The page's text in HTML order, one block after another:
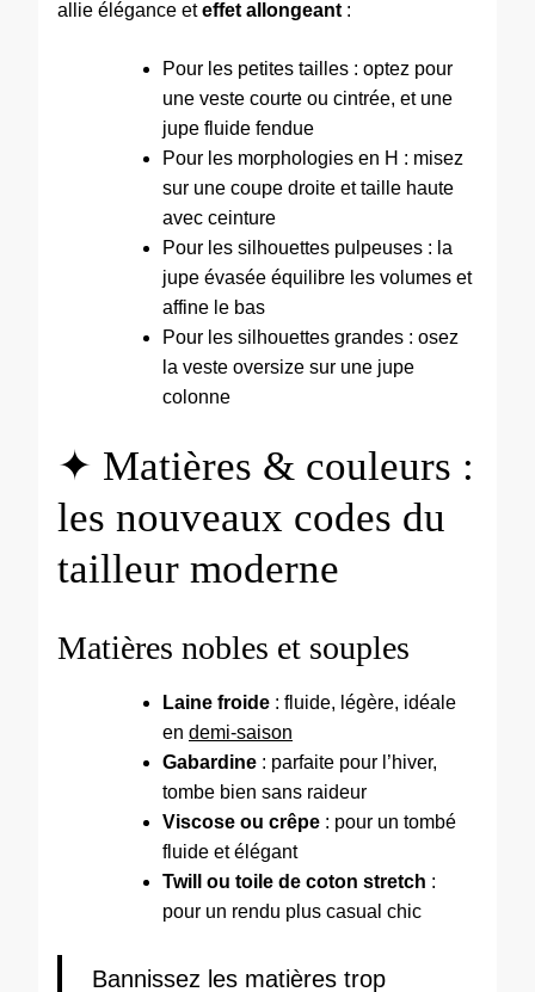
allie élégance eteffet allongeant :
Pour les petites tailles : optez pour
une veste courte ou cintrée, et une
jupe fluide fendue
Pour les morphologies en H : misez
sur une coupe droite et taille haute
avec ceinture
Pour les silhouettes pulpeuses : la
jupe évasée équilibre les volumes et
affine le bas
Pour les silhouettes grandes : osez
la veste oversize sur une jupe
colonne
✦ Matières & couleurs :
les nouveaux codes du
tailleur moderne
Matières nobles et souples
Laine froide : fluide, légère, idéale
en demi-saison
Gabardine : parfaite pour l’hiver,
tombe bien sans raideur
Viscose ou crêpe : pour un tombé
fluide et élégant
Twill ou toile de coton stretch :
pour un rendu plus casual chic
Bannissez les matières trop